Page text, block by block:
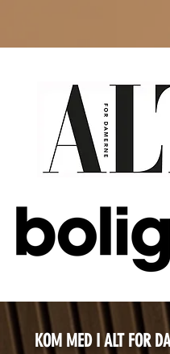
KOM MED I ALT FOR